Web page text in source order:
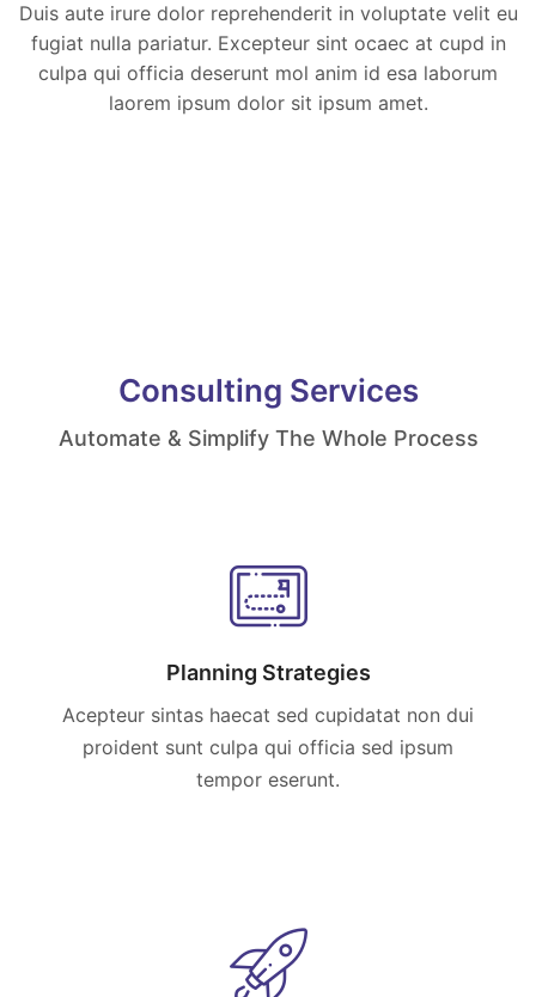
Duis aute irure dolor reprehenderit in voluptate velit eu
fugiat nulla pariatur. Excepteur sint ocaec at cupd in
culpa qui officia deserunt mol anim id esa laborum
laorem ipsum dolor sit ipsum amet.
Consulting Services
Automate & Simplify The Whole Process
Planning Strategies
Acepteur sintas haecat sed cupidatat non dui
proident sunt culpa qui officia sed ipsum
tempor eserunt.